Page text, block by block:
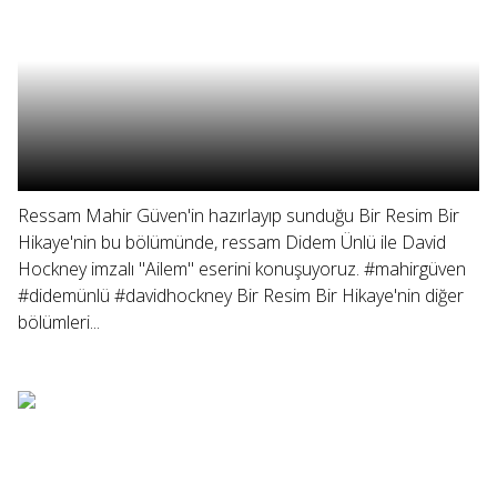
Ressam Mahir Güven'in hazırlayıp sunduğu Bir Resim Bir
Hikaye'nin bu bölümünde, ressam Didem Ünlü ile David
Hockney imzalı "Ailem" eserini konuşuyoruz. #mahirgüven
#didemünlü #davidhockney Bir Resim Bir Hikaye'nin diğer
bölümleri...